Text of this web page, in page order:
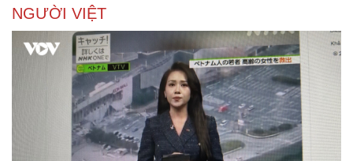
NGƯỜI VIỆT